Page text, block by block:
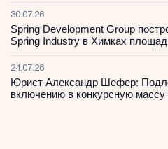
30.07.26
Spring Development Group
Spring Industry в Химках
24.07.26
Юрист Александр Шефер:
включению в конкурсную массу